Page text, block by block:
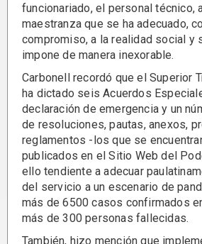
funcionariado, el personal técnico,
maestranza que se ha adecuado,
compromiso, a la realidad social y
impone de manera inexorable.
Carbonell recordó que el Superior
ha dictado seis Acuerdos
declaración de emergencia y un
de resoluciones, pautas, anexos,
reglamentos -los que se
publicados en el Sitio Web del
ello tendiente a adecuar
del servicio a un escenario de
más de 6500 casos confirmados
más de 300 personas fallecidas.
También, hizo mención que